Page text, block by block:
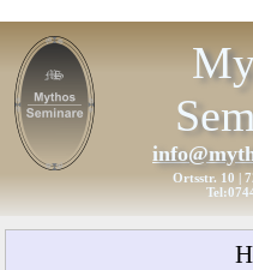
Ortsstr. 10 |